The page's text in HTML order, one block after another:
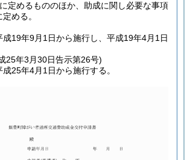
に定めるもののほか、助成に関し必要な事項
める。
成19年9月1日から施行し、平成19年4月1日
25年3月30日告示第26号)
25年4月1日から施行する。